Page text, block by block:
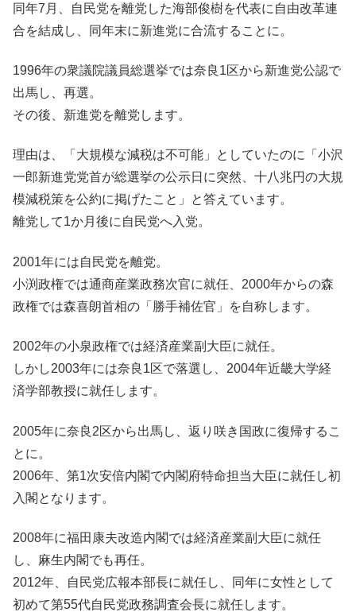
同年7月、自民党を離党した海部俊樹を代表に自由改革連
合を結成し、同年末に新進党に合流することに。
1996年の衆議院議員総選挙では奈良1区から新進党公認で
出馬し、再選。
その後、新進党を離党します。
理由は、「大規模な減税は不可能」としていたのに「小沢
一郎新進党党首が総選挙の公示日に突然、十八兆円の大規
模減税策を公約に掲げたこと」と答えています。
離党して1か月後に自民党へ入党。
2001年には自民党を離党。
小渕政権では通商産業政務次官に就任、2000年からの森
政権では森喜朗首相の「勝手補佐官」を自称します。
2002年の小泉政権では経済産業副大臣に就任。
しかし2003年には奈良1区で落選し、2004年近畿大学経
済学部教授に就任します。
2005年に奈良2区から出馬し、返り咲き国政に復帰するこ
とに。
2006年、第1次安倍内閣で内閣府特命担当大臣に就任し初
入閣となります。
2008年に福田康夫改造内閣では経済産業副大臣に就任
し、麻生内閣でも再任。
2012年、自民党広報本部長に就任し、同年に女性として
初めて第55代自民党政務調査会長に就任します。